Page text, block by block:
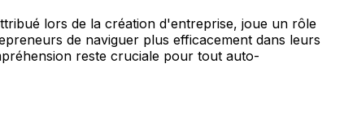
lors de la création d'entreprise, joue un rôle
de naviguer plus efficacement dans leurs
reste cruciale pour tout auto-